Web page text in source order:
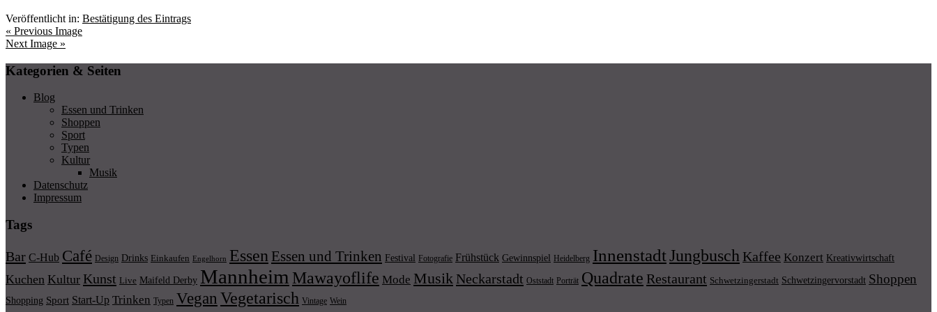
Veröffentlicht in: Bestätigung des Eintrags
« Previous Image
Next Image »
Kategorien & Seiten
Blog
Essen und Trinken
Shoppen
Sport
Typen
Kultur
Musik
Datenschutz
Impressum
Tags
Bar C-Hub Café Design Drinks Einkaufen Engelhorn Essen Essen und Trinken Festival Fotografie Frühstück Gewinnspiel Heidelberg InnenstadtJungbusch Kaffee Konzert Kreativwirtschaft
Kuchen Kultur Kunst Live Maifeld Derby Mannheim Mawayoflife Mode Musik Neckarstadt Oststadt Porträt Quadrate Restaurant Schwetzingerstadt Schwetzingervorstadt Shoppen
Shopping Sport Start-Up Trinken Typen Vegan Vegetarisch Vintage Wein